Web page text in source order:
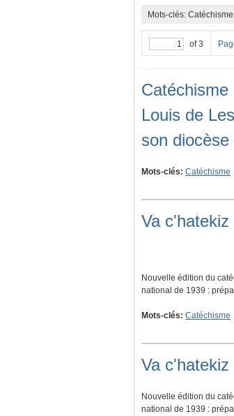
Mots-clés: Catéchisme
of 3
Louis de
son diocèse
Mots-clés: Catéchisme
Va c'hatekiz
Nouvelle édition du
national de 1939 :
Mots-clés: Catéchisme
Va c'hatekiz
Nouvelle édition du
national de 1939 :